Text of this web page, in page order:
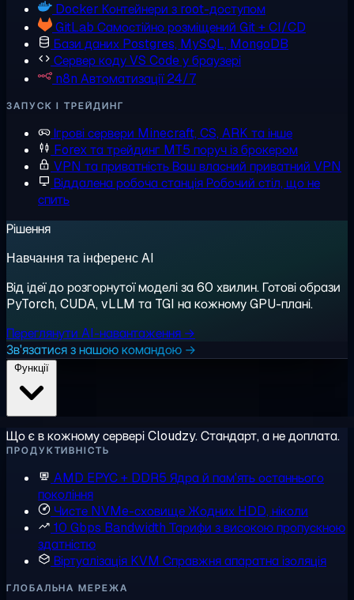
Docker Контейнери з root-доступом
GitLab Самостійно розміщений Git + CI/CD
Бази даних Postgres, MySQL, MongoDB
Сервер кодуVS Code у браузері
n8n Автоматизації 24/7
ЗАПУСК І ТРЕЙДИНГ
Ігрові сервери Minecraft, CS, ARK та інше
Forex та трейдинг MT5 поруч із брокером
VPN та приватністьВаш власний приватний VPN
Віддалена робоча станціяРобочий стіл, що не
спить
Рішення
Навчання та інференс AI
Від ідеї до розгорнутої моделі за 60 хвилин. Готові образи
PyTorch, CUDA, vLLM та TGI на кожному GPU-плані.
Переглянути AI-навантаження →
Зв'язатися з нашою командою →
Що є в кожному сервері Cloudzy. Стандарт, а не доплата.
ПРОДУКТИВНІСТЬ
AMD EPYC + DDR5 Ядра й пам'ять останнього
покоління
Чисте NVMe-сховищеЖодних HDD, ніколи
10 Gbps Bandwidth Тарифи з високою пропускною
здатністю
Віртуалізація KVM Справжня апаратна ізоляція
ГЛОБАЛЬНА МЕРЕЖА